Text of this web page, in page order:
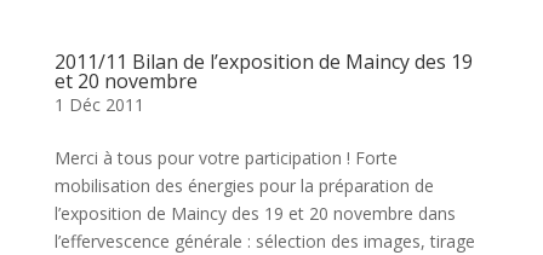
2011/11 Bilan de l’exposition de Maincy des 19
et 20 novembre
1 Déc 2011
Merci à tous pour votre participation ! Forte
mobilisation des énergies pour la préparation de
l’exposition de Maincy des 19 et 20 novembre dans
l’effervescence générale : sélection des images, tirage